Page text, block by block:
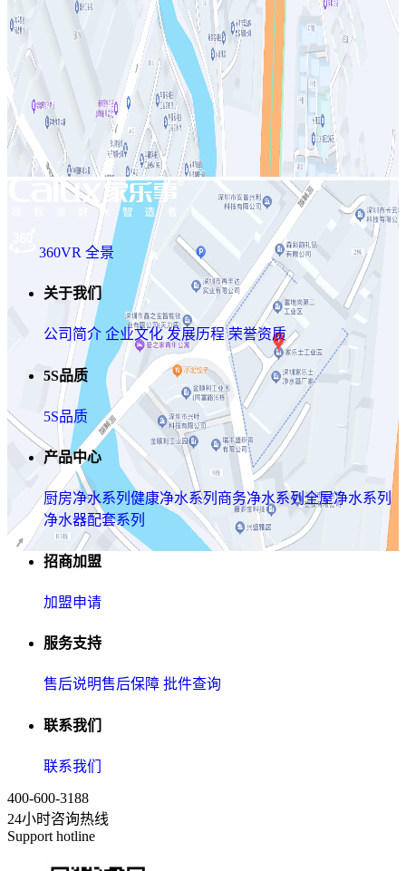
360VR 全景
关于我们
公司简介 企业文化 发展历程 荣誉资质
5S品质
5S品质
产品中心
厨房净水系列 健康净水系列 商务净水系列全屋净水系列
净水器配套系列
招商加盟
加盟申请
服务支持
售后说明售后保障 批件查询
联系我们
联系我们
400-600-3188
24小时咨询热线
Support hotline